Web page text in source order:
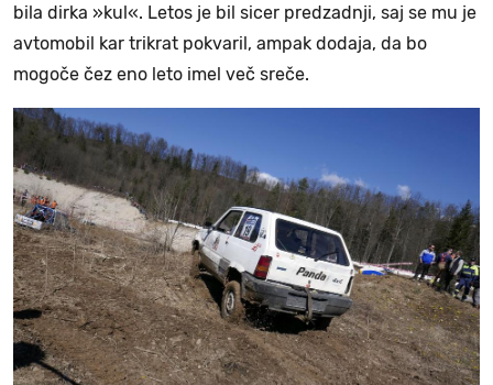
bila dirka »kul«. Letos je bil sicer predzadnji, saj se mu je
avtomobil kar trikrat pokvaril, ampak dodaja, da bo
mogoče čez eno leto imel več sreče.